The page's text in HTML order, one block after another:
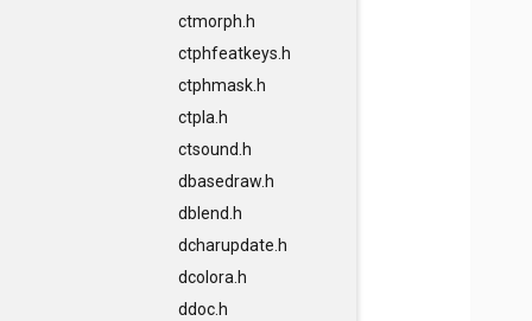
ctmorph.h
ctphfeatkeys.h
ctphmask.h
ctpla.h
ctsound.h
dbasedraw.h
dblend.h
dcharupdate.h
dcolora.h
ddoc.h